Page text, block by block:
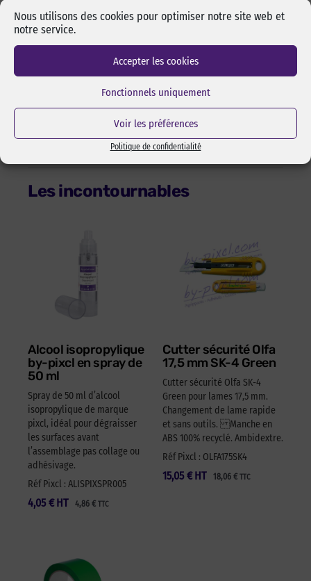
Nous utilisons des cookies pour optimiser notre site web et
notre service.
Accepter les cookies
Fonctionnels uniquement
Voir les préférences
Politique de confidentialité
boucle est la partie douce (femelle) du scratch et le crochet la
partie rugueuse (mâle)
Velours et champignon : couple fin et design – Le velours est la
Boucle et champignon : Agrippant plus puissant – La boucle est
la partie douce (femelle) du scratch et le champignon la partie
rugueuse (mâle)
Les incontournables
Alcool isopropylique
by-pixcl en spray de
50 ml
Spray de 50 ml d’alcool
isopropylique de marque
pixcl, idéal pour dégraisser
les surfaces avant
l’assemblage pas collage ou
adhésivage.
Réf Pixcl : ALISPIXSPR005
4,05 € 4,86 € TTC
HT
Cutter sécurité Olfa
17,5 mm SK-4 Green
Cutter sécurité Olfa SK-4
Green pour lames 17,5 mm.
Changement de lame rapide
et sans outils. Manche en
ABS 100% recyclé. Ambidextre.
Réf Pixcl : OLFA175SK4
15,05 € 18,06 € TTC
HT